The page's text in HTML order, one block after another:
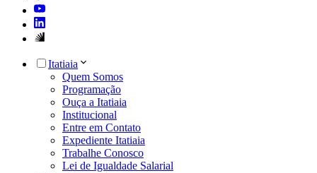
Itatiaia
Quem Somos
Programação
Ouça a Itatiaia
Institucional
Entre em Contato
Expediente Itatiaia
Trabalhe Conosco
Lei de Igualdade Salarial